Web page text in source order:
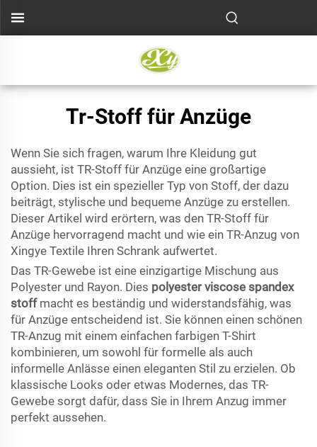
Tr-Stoff für Anzüge
Wenn Sie sich fragen, warum Ihre Kleidung gut
aussieht, ist TR-Stoff für Anzüge eine großartige
Option. Dies ist ein spezieller Typ von Stoff, der dazu
beiträgt, stylische und bequeme Anzüge zu erstellen.
Dieser Artikel wird erörtern, was den TR-Stoff für
Anzüge hervorragend macht und wie ein TR-Anzug von
Xingye Textile Ihren Schrank aufwertet.
Das TR-Gewebe ist eine einzigartige Mischung aus
Polyester und Rayon. Dies polyester viscose spandex
stoff macht es beständig und widerstandsfähig, was
für Anzüge entscheidend ist. Sie können einen schönen
TR-Anzug mit einem einfachen farbigen T-Shirt
kombinieren, um sowohl für formelle als auch
informelle Anlässe einen eleganten Stil zu erzielen. Ob
klassische Looks oder etwas Modernes, das TR-
Gewebe sorgt dafür, dass Sie in Ihrem Anzug immer
perfekt aussehen.